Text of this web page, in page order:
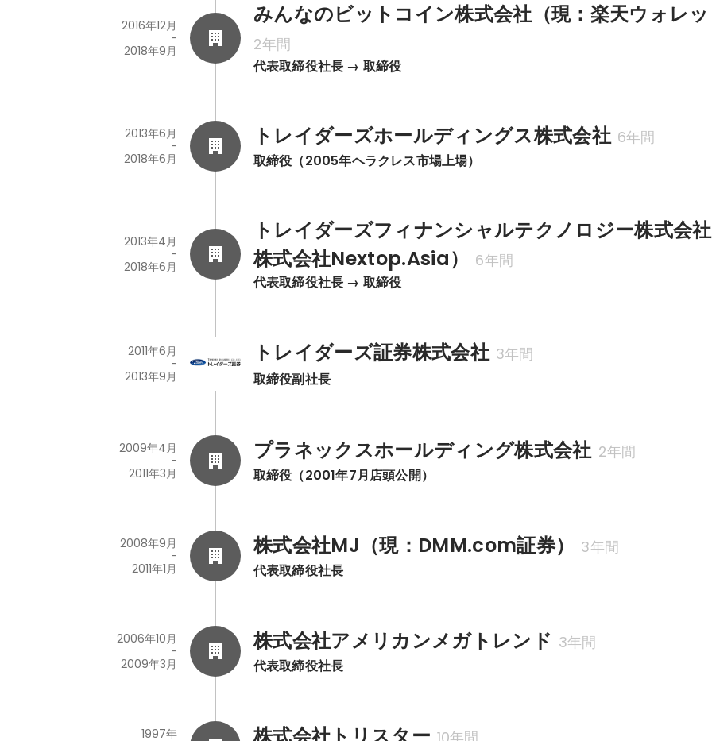
みんなのビットコイン株式会社（現：楽天ウォレ
2年間
代表取締役社長 → 取締役
2016年12月
-
2018年9月
トレイダーズホールディングス株式会社 6年間
取締役（2005年ヘラクレス市場上場）
2013年6月
-
2018年6月
トレイダーズフィナンシャルテクノロジー株式会
株式会社Nextop.Asia）
6年間
代表取締役社長 → 取締役
2013年4月
-
2018年6月
トレイダーズ証券株式会社 3年間
取締役副社長
2011年6月
-
2013年9月
プラネックスホールディング株式会社 2年間
取締役（2001年7月店頭公開）
2009年4月
-
2011年3月
株式会社MJ（現：DMM.com証券） 3年間
代表取締役社長
2008年9月
-
2011年1月
株式会社アメリカンメガトレンド 3年間
代表取締役社長
2006年10月
-
2009年3月
1997年